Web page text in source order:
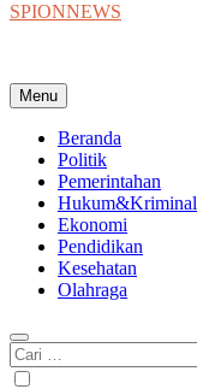
SPIONNEWS
Menu
Beranda
Politik
Pemerintahan
Hukum&Kriminal
Ekonomi
Pendidikan
Kesehatan
Olahraga
Cari
untuk: